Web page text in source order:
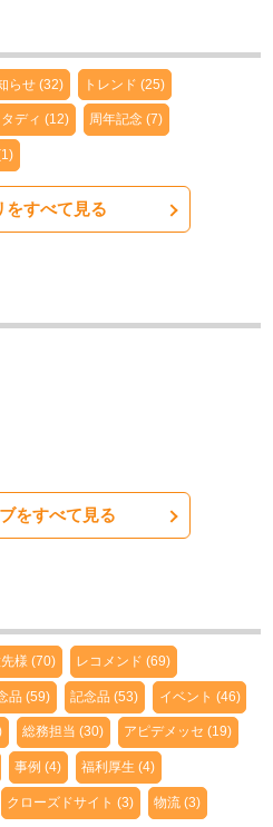
らせ (32) トレンド (25)
ディ (12) 周年記念 (7)
をすべて見る
をすべて見る
様 (70) レコメンド (69)
品 (59) 記念品 (53) イベント (46)
総務担当 (30) アピデメッセ (19)
事例 (4) 福利厚生 (4)
クローズドサイト (3) 物流 (3)